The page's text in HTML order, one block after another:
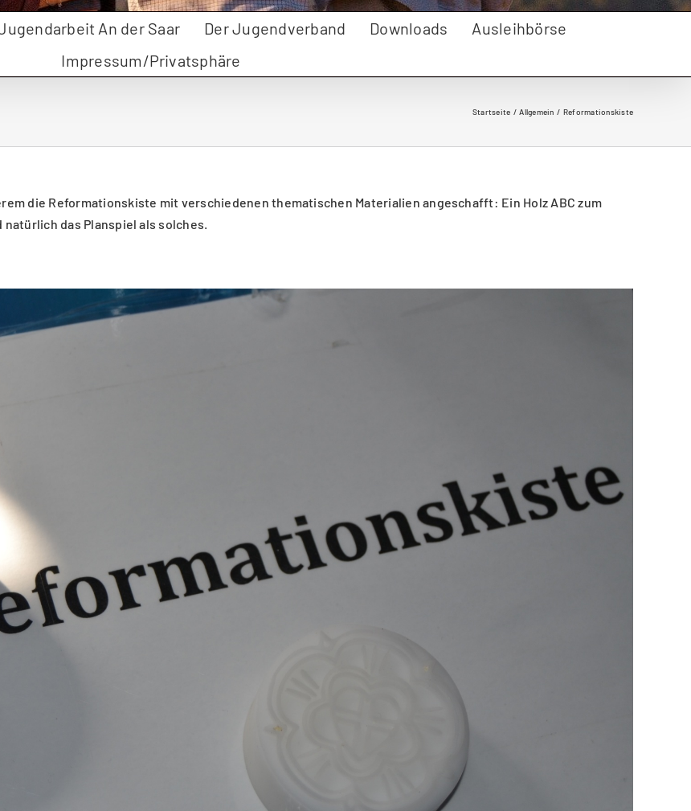
An der Saar Der Jugendverband Downloads
Ausleihbörse
Impressum/Privatsphäre
Startseite Allgemein Reformationskiste
die Reformationskiste mit verschiedenen thematischen Materialien angeschafft: Ein Holz ABC zum
das Planspiel als solches.